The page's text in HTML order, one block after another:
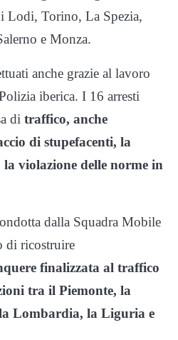
Lodi, Torino, La Spezia,
e Monza.
anche grazie al lavoro
iberica. I 16 arresti
di traffico, anche
di stupefacenti, la
violazione delle norme in
dalla Squadra Mobile
di ricostruire
finalizzata al traffico
tra il Piemonte, la
Lombardia, la Liguria e